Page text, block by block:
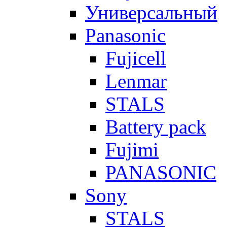
Универсальный
Panasonic
Fujicell
Lenmar
STALS
Battery pack
Fujimi
PANASONIC
Sony
STALS